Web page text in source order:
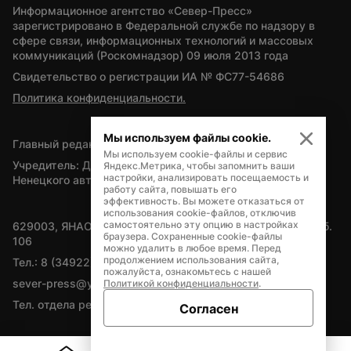
Информационное агентство «Север-Пресс»
зарегистрировано в Федеральной службе по надзору в
сфере связи, информационных технологий и массовых
коммуникаций (Роскомнадзор) 09 июля 2013 года
Свидетельство о регистрации ИА № ФС77-54686
Политика конфиденциальности.
Главный редактор — А.Л. Поздеев
Учредитель: Департамент внутренней политики Ямало-
Ненецкого автономного округа
629003, ЯНАО, Салехард, мкр. Богдана Кнунянца, д.1, каб.
106
Тел.: 8 (34922) 71262
sever-press@yamal-media.ru
Тел. отдела рекламы: 8 (34922) 42728
Мы используем файлы cookie.
Мы используем cookie-файлы и сервис
Яндекс.Метрика, чтобы запомнить ваши
настройки, анализировать посещаемость и
работу сайта, повышать его
эффективность. Вы можете отказаться от
использования cookie-файлов, отключив
самостоятельно эту опцию в настройках
браузера. Сохраненные cookie-файлы
можно удалить в любое время. Перед
продолжением использования сайта,
пожалуйста, ознакомьтесь с нашей
Политикой конфиденциальности.
Согласен